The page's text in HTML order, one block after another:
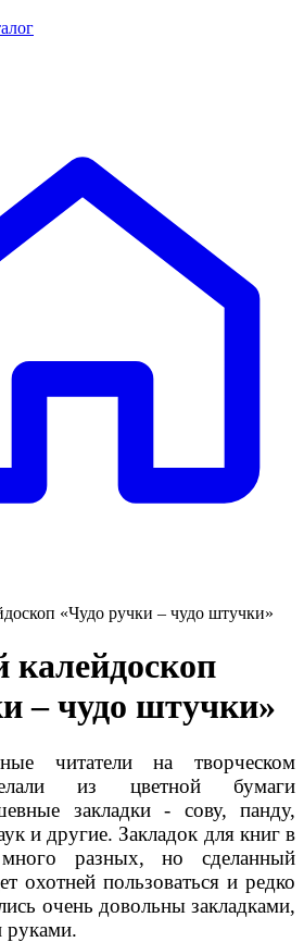
«Чудо ручки – чудо штучки»
калейдоскоп
– чудо штучки»
читатели на творческом
из цветной бумаги
закладки - сову, панду,
и другие. Закладок для книг в
разных, но сделанный
охотней пользоваться и редко
очень довольны закладками,
руками.